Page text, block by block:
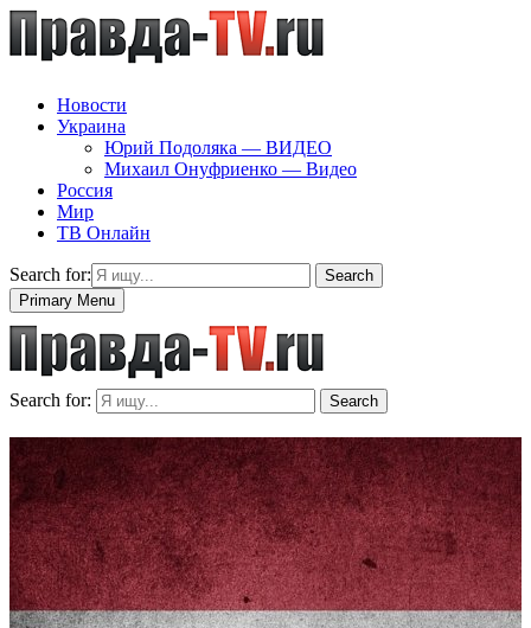
Новости
Украина
Юрий Подоляка — ВИДЕО
Михаил Онуфриенко — Видео
Россия
Мир
ТВ Онлайн
Search for:
Search
Primary Menu
Search for: Search